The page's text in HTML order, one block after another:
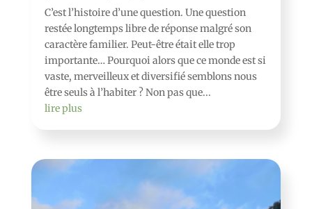
C’est l’histoire d’une question. Une question
restée longtemps libre de réponse malgré son
caractère familier. Peut-être était elle trop
importante… Pourquoi alors que ce monde est si
vaste, merveilleux et diversifié semblons nous
être seuls à l’habiter ? Non pas que...
lire plus